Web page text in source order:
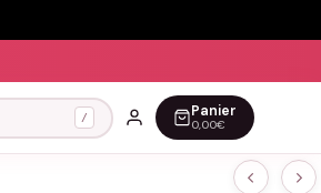
/ Panier
0,00€